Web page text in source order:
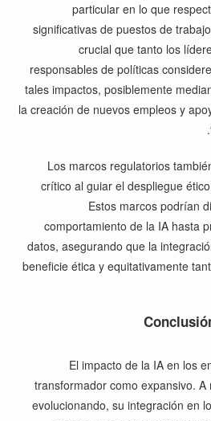
particular en lo que
significativas de puestos de
crucial que tanto los
responsables de políticas
tales impactos, posiblemente
la creación de nuevos empleos y
Los marcos regulatorios
crítico al guiar el despliegue
Estos marcos podrían
comportamiento de la IA hasta
datos, asegurando que la
beneficie ética y equitativamente
El impacto de la IA en los
transformador como expansivo.
evolucionando, su integración en